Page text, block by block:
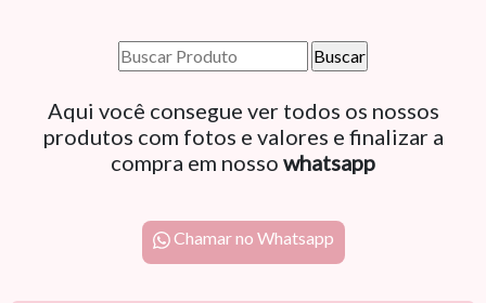
Aqui você consegue ver todos os nossos
produtos com fotos e valores e finalizar a
compra em nosso whatsapp
Chamar no Whatsapp